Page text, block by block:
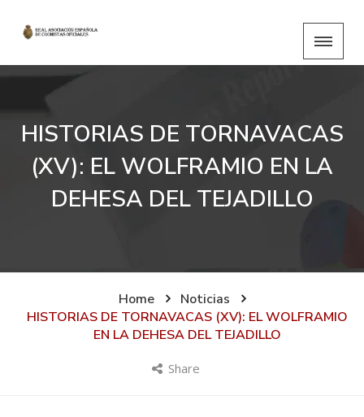
HISTORIAS DE TORNAVACAS
(XV): EL WOLFRAMIO EN LA
DEHESA DEL TEJADILLO
Home
Noticias
HISTORIAS DE TORNAVACAS (XV): EL WOLFRAMIO
EN LA DEHESA DEL TEJADILLO
Share